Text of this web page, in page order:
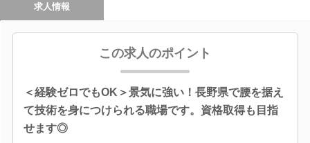
求人情報
この求人のポイント
＜経験ゼロでもOK＞景気に強い！長野県で腰を据え
て技術を身につけられる職場です。資格取得も目指
せます◎